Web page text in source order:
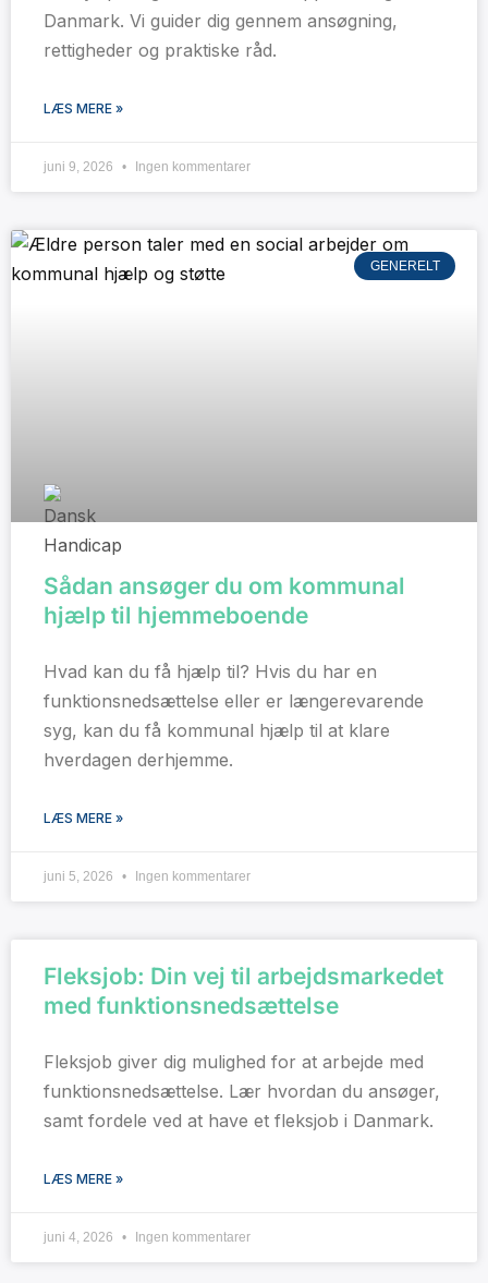
Danmark. Vi guider dig gennem ansøgning,
rettigheder og praktiske råd.
LÆS MERE »
juni 9, 2026 Ingen kommentarer
GENERELT
Sådan ansøger du om kommunal
hjælp til hjemmeboende
Hvad kan du få hjælp til? Hvis du har en
funktionsnedsættelse eller er længerevarende
syg, kan du få kommunal hjælp til at klare
hverdagen derhjemme.
LÆS MERE »
juni 5, 2026 Ingen kommentarer
Fleksjob: Din vej til arbejdsmarkedet
med funktionsnedsættelse
Fleksjob giver dig mulighed for at arbejde med
funktionsnedsættelse. Lær hvordan du ansøger,
samt fordele ved at have et fleksjob i Danmark.
LÆS MERE »
juni 4, 2026 Ingen kommentarer